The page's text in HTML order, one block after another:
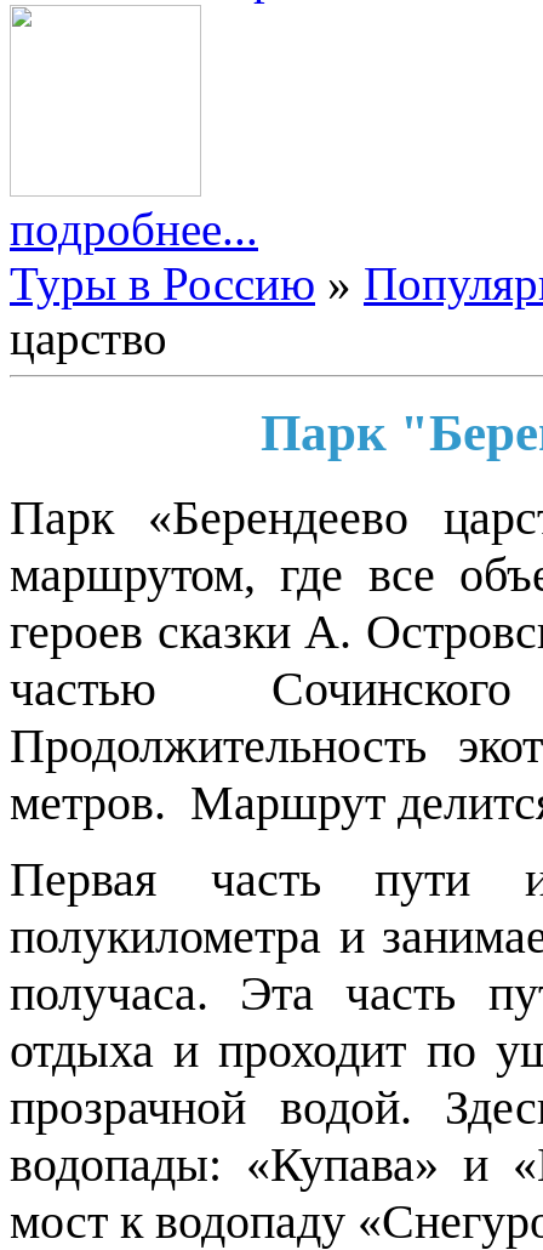
подробнее...
Туры в Россию »
царство
Парк
Парк «Берендеево
маршрутом, где все
героев сказки А.
частью
Продолжительность
метров. Маршрут
Первая часть пути
полукилометра и
получаса. Эта часть
отдыха и проходит по
прозрачной водой.
водопады: «Купава» и
мост к водопаду